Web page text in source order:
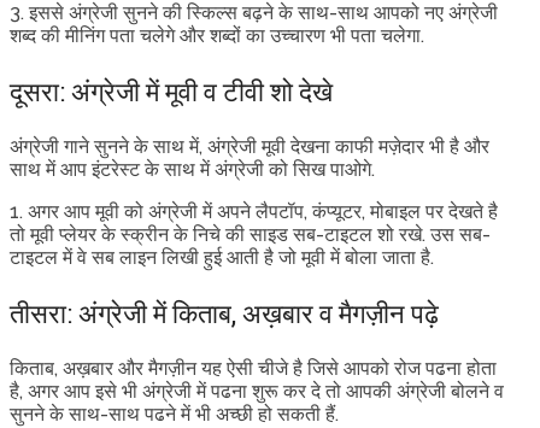
3. इससे अंग्रेजी सुनने की स्किल्स बढ़ने के साथ-साथ आपको नए अंग्रेजी
शब्द की मीनिंग पता चलेगे और शब्दों का उच्चारण भी पता चलेगा.
दूसरा: अंग्रेजी में मूवी व टीवी शो देखे
अंग्रेजी गाने सुनने के साथ में, अंग्रेजी मूवी देखना काफी मज़ेदार भी है और
साथ में आप इंटरेस्ट के साथ में अंग्रेजी को सिख पाओगे.
1. अगर आप मूवी को अंग्रेजी में अपने लैपटॉप, कंप्यूटर, मोबाइल पर देखते है
तो मूवी प्लेयर के स्क्रीन के निचे की साइड सब-टाइटल शो रखे. उस सब-
टाइटल में वे सब लाइन लिखी हुई आती है जो मूवी में बोला जाता है.
तीसरा: अंग्रेजी में किताब, अख़बार व मैगज़ीन पढ़े
किताब, अख़बार और मैगज़ीन यह ऐसी चीजे है जिसे आपको रोज पढना होता
है, अगर आप इसे भी अंग्रेजी में पढना शुरू कर दे तो आपकी अंग्रेजी बोलने व
सुनने के साथ-साथ पढने में भी अच्छी हो सकती हैं.